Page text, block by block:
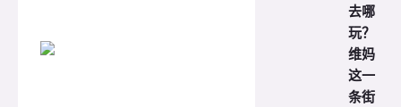
去哪
玩？
维妈
这一
条街